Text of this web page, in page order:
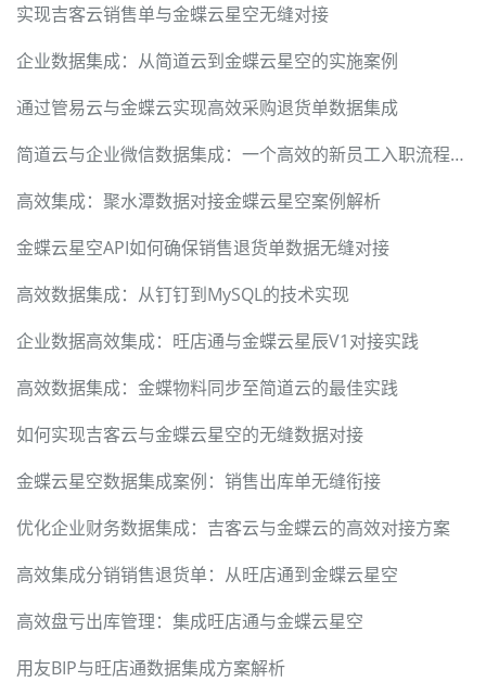
实现吉客云销售单与金蝶云星空无缝对接
企业数据集成：从简道云到金蝶云星空的实施案例
通过管易云与金蝶云实现高效采购退货单数据集成
简道云与企业微信数据集成：一个高效的新员工入职流程优化方案
高效集成：聚水潭数据对接金蝶云星空案例解析
金蝶云星空API如何确保销售退货单数据无缝对接
高效数据集成：从钉钉到MySQL的技术实现
企业数据高效集成：旺店通与金蝶云星辰V1对接实践
高效数据集成：金蝶物料同步至简道云的最佳实践
如何实现吉客云与金蝶云星空的无缝数据对接
金蝶云星空数据集成案例：销售出库单无缝衔接
优化企业财务数据集成：吉客云与金蝶云的高效对接方案
高效集成分销销售退货单：从旺店通到金蝶云星空
高效盘亏出库管理：集成旺店通与金蝶云星空
用友BIP与旺店通数据集成方案解析